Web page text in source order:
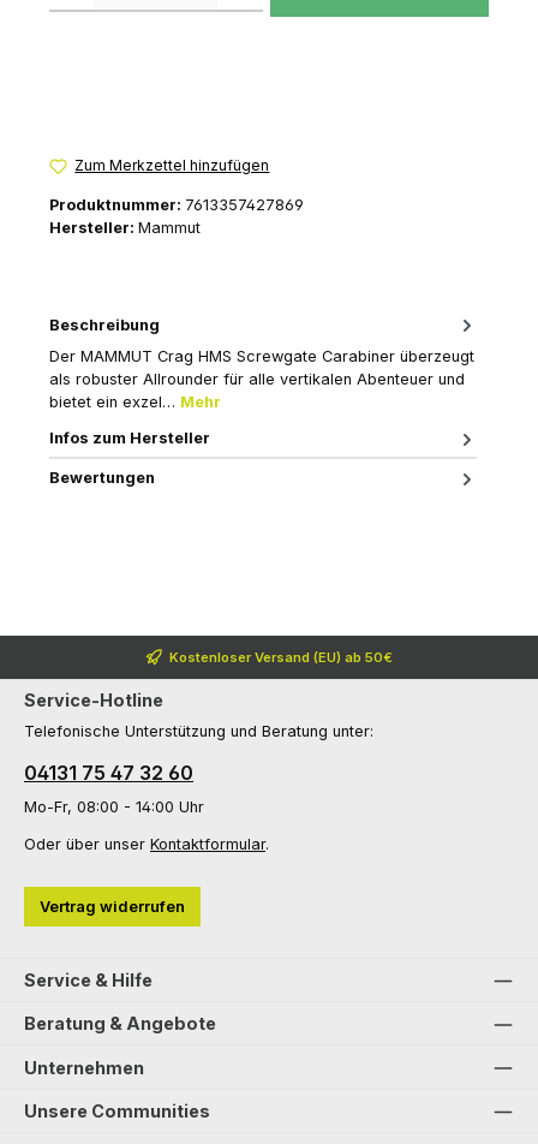
Zum Merkzettel hinzufügen
Produktnummer: 7613357427869
Hersteller: Mammut
Beschreibung
Der MAMMUT Crag HMS Screwgate Carabiner überzeugt
als robuster Allrounder für alle vertikalen Abenteuer und
bietet ein exzel… Mehr
Infos zum Hersteller
Bewertungen
Kostenloser Versand (EU) ab 50€
Service-Hotline
Telefonische Unterstützung und Beratung unter:
04131 75 47 32 60
Mo-Fr, 08:00 - 14:00 Uhr
Oder über unser Kontaktformular.
Vertrag widerrufen
Service & Hilfe
Beratung & Angebote
Unternehmen
Unsere Communities